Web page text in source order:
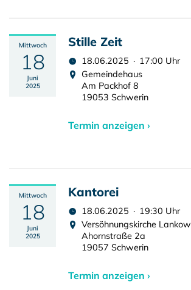
Mittwoch
18
Juni
2025
Stille Zeit
18.06.2025 · 17:00 Uhr
Gemeindehaus
Am Packhof 8
19053 Schwerin
Termin anzeigen ›
Mittwoch
18
Juni
2025
Kantorei
18.06.2025 · 19:30 Uhr
Versöhnungskirche Lankow
Ahornstraße 2a
19057 Schwerin
Termin anzeigen ›